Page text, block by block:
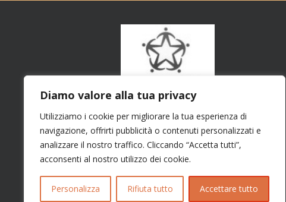
Diamo valore alla tua privacy
Utilizziamo i cookie per migliorare la tua esperienza di
navigazione, offrirti pubblicità o contenuti personalizzati e
analizzare il nostro traffico. Cliccando “Accetta tutti”,
acconsenti al nostro utilizzo dei cookie.
Personalizza Rifiuta tutto Accettare tutto